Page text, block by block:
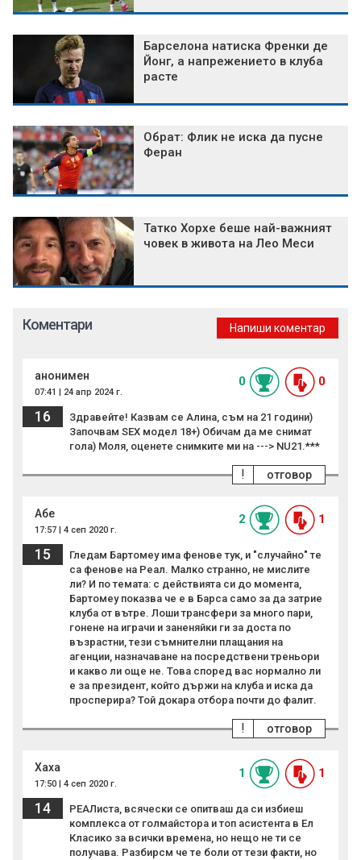
Барселона натиска Френки де
Йонг, а напрежението в клуба
расте
Обрат: Флик не иска да пусне
Феран
Татко Хорхе беше най-важният
човек в живота на Лео Меси
Коментари Напиши коментар
анонимен
07:41 | 24 апр 2024 г.
0 0
16
Здравейте! Казвам се Алина, съм на 21 години)
Започвам SEX модел 18+) Обичам да ме снимат
гола) Моля, оценете снимките ми на ---> NU21.***
отговор
!
Абе
17:57 | 4 сеп 2020 г.
2 1
15
Гледам Бартомеу има фенове тук, и "случайно" те
са фенове на Реал. Малко странно, не мислите
ли? И по темата: с действията си до момента,
Бартомеу показва че е в Барса само за да затрие
клуба от вътре. Лоши трансфери за много пари,
гонене на играчи и заненяйки ги за доста по
възрастни, тези съмнителни плащания на
агенции, назначаване на посредствени треньори
и какво ли още не. Това според вас нормално ли
е за президент, който държи на клуба и иска да
просперира? Той докара отбора почти до фалит.
отговор
!
Хаха
17:50 | 4 сеп 2020 г.
1 1
14
РЕАЛиста, всячески се опитваш да си избиеш
комплекса от голмайстора и топ асистента в Ел
Класико за всички времена, но нещо не ти се
получава. Разбирсм че те боли от тези факти, но